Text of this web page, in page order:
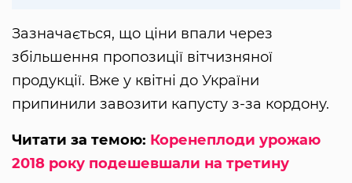
Зазначається, що ціни впали через
збільшення пропозиції вітчизняної
продукції. Вже у квітні до України
припинили завозити капусту з-за кордону.
Читати за темою: Коренеплоди урожаю
2018 року подешевшали на третину